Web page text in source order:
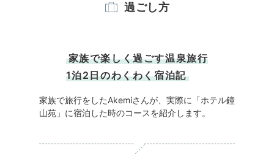
過ごし方
家族で楽しく過ごす温泉旅行
1泊2日のわくわく宿泊記
家族で旅行をしたAkemiさんが、実際に「ホテル鐘
山苑」に宿泊した時のコースを紹介します。